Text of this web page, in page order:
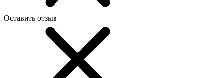
Оставить отзыв